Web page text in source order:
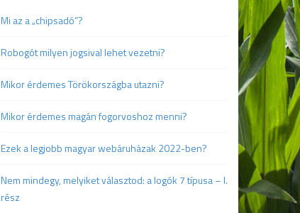
Mi az a „chipsadó”?
Robogót milyen jogsival lehet vezetni?
Mikor érdemes Törökországba utazni?
Mikor érdemes magán fogorvoshoz menni?
Ezek a legjobb magyar webáruházak 2022-ben?
Nem mindegy, melyiket választod: a logók 7 típusa – I.
rész